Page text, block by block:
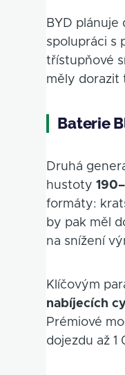
BYD
spolupráci s
třístupňové
měly dorazit
Baterie
Druhá
hustoty
formáty:
by pak měl
na snížení
Klíčovým
nabíjecích
Prémiové
dojezdu až 1